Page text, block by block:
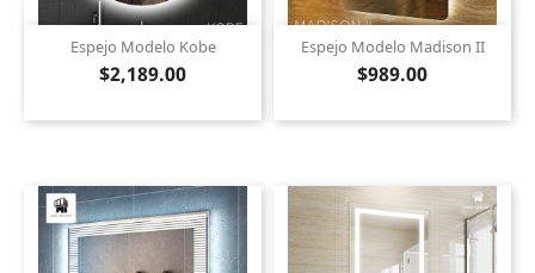
Espejo Modelo Kobe
$2,189.00
Espejo Modelo Madison II
$989.00